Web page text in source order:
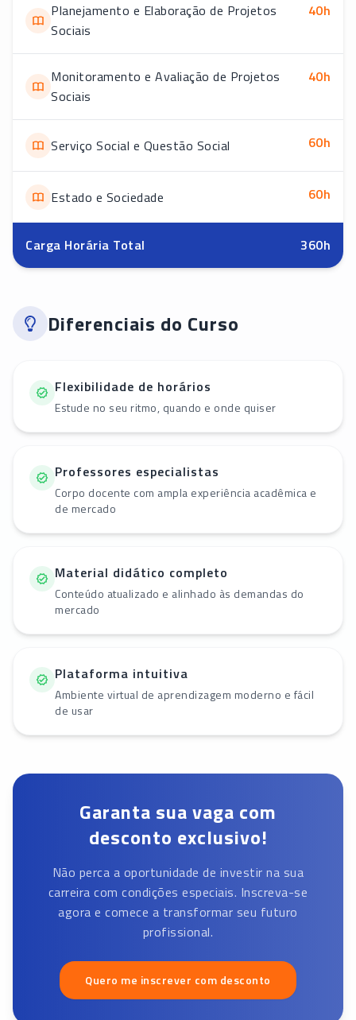
Planejamento e Elaboração de Projetos
Sociais
40h
Monitoramento e Avaliação de Projetos
Sociais
40h
Serviço Social e Questão Social 60h
Estado e Sociedade 60h
Carga Horária Total 360h
Diferenciais do Curso
Flexibilidade de horários
Estude no seu ritmo, quando e onde quiser
Professores especialistas
Corpo docente com ampla experiência acadêmica e
de mercado
Material didático completo
Conteúdo atualizado e alinhado às demandas do
mercado
Plataforma intuitiva
Ambiente virtual de aprendizagem moderno e fácil
de usar
Garanta sua vaga com
desconto exclusivo!
Não perca a oportunidade de investir na sua
carreira com condições especiais. Inscreva-se
agora e comece a transformar seu futuro
profissional.
Quero me inscrever com desconto